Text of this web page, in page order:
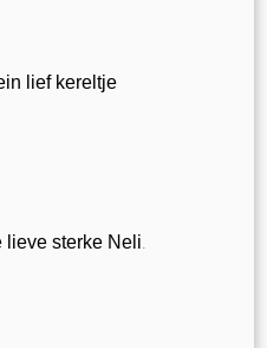
lief kereltje
lieve sterke Neli.